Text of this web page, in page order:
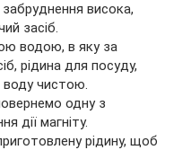
висока,
засіб.
водою, в яку за
рідина для посуду,
чистою.
одну з
дії магніту.
рідину, щоб